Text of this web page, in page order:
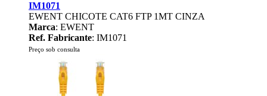
IM1071
EWENT CHICOTE CAT6 FTP 1MT CINZA
Marca: EWENT
Ref. Fabricante: IM1071
Preço sob consulta